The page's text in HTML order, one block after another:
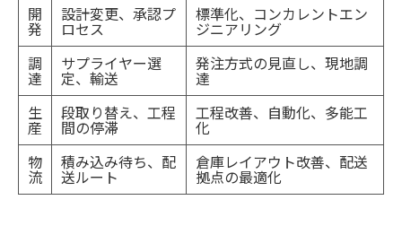
開
発
設計変更、承認プ
ロセス
標準化、コンカレントエン
ジニアリング
調
達
サプライヤー選
定、輸送
発注方式の見直し、現地調
達
生
産
段取り替え、工程
間の停滞
工程改善、自動化、多能工
化
物
流
積み込み待ち、配
送ルート
倉庫レイアウト改善、配送
拠点の最適化